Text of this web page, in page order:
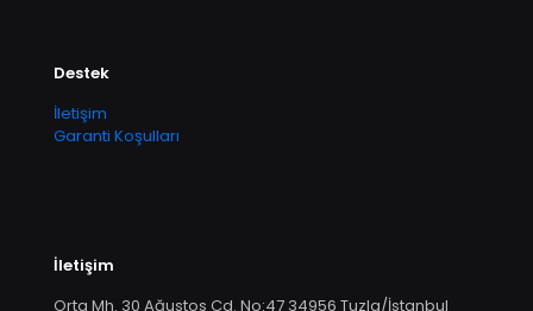
Destek
İletişim
Garanti Koşulları
İletişim
Orta Mh. 30 Ağustos Cd. No:47 34956 Tuzla/İstanbul